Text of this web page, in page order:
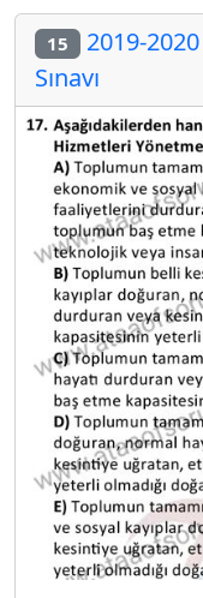
15 2019-
Sınavı